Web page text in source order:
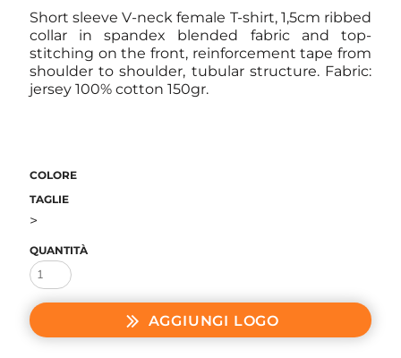
Short sleeve V-neck female T-shirt, 1,5cm ribbed
collar in spandex blended fabric and top-
stitching on the front, reinforcement tape from
shoulder to shoulder, tubular structure. Fabric:
jersey 100% cotton 150gr.
COLORE
TAGLIE
>
QUANTITÀ
AGGIUNGI LOGO